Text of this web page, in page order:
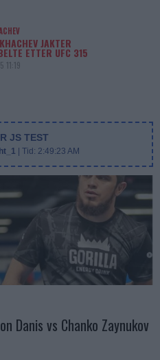
JAKTER
ETTER UFC 315
11:19
JS TEST
| Tid: 2:49:23 AM
Danis vs Chanko Zaynukov